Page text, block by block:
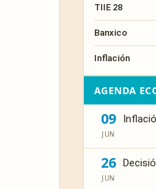
TIIE 28
Banxico
Inflación
AGENDA
09
JUN
26
JUN